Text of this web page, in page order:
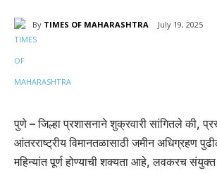
By TIMES OF MAHARASHTRA July 19, 2025
पुणे – जिल्हा प्रशासनाने शुक्रवारी सांगितले की,
आंतरराष्ट्रीय विमानतळासाठी जमीन अधिग्रहण
महिन्यांत पूर्ण होण्याची शक्यता आहे, लवकरच